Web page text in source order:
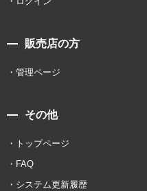
販売店の方
管理ページ
その他
トップページ
FAQ
システム更新履歴